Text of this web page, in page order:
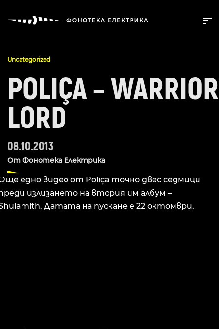
Uncategorized
POLIÇA – WARRIOR
LORD
08.10.2013
От Фонотека Електрика
едно видео от Poliça точно двес седмици
излизането на втория им албум –
Датата на пускане е 22 октомври.